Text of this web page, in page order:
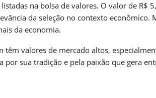
na bolsa de valores. O valor de R$
da seleção no contexto econômico.
da economia.
têm valores de mercado altos,
por sua tradição e pela paixão que gera